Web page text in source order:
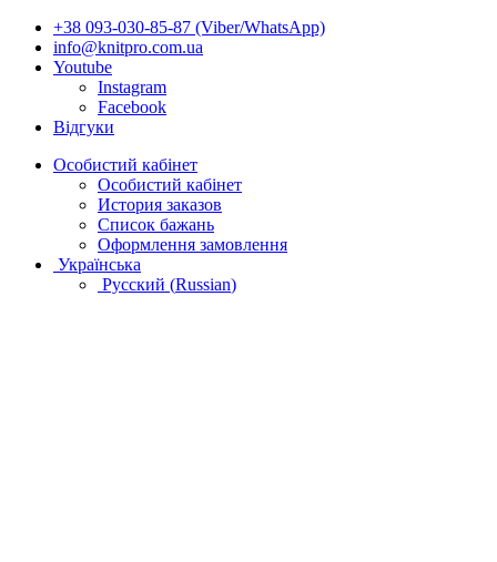
+38 093-030-85-87 (Viber/WhatsApp)
info@knitpro.com.ua
Youtube
Instagram
Facebook
Відгуки
Особистий кабінет
Особистий кабінет
История заказов
Список бажань
Оформлення замовлення
Українська
Русский (Russian)